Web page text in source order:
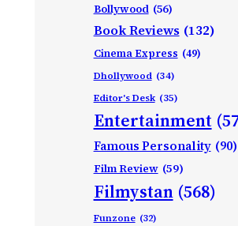
Bollywood (56)
Book Reviews (132)
Cinema Express (49)
Dhollywood (34)
Editor's Desk (35)
Entertainment
Famous Personality (90)
Film Review (59)
Filmystan (568)
Funzone (32)